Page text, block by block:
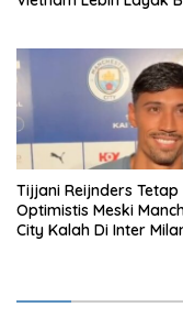
Tijjani Reijnders Tetap
Optimistis Meski
City Kalah Di Inter